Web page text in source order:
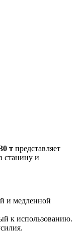
т представляет
станину и
и медленной
к использованию.